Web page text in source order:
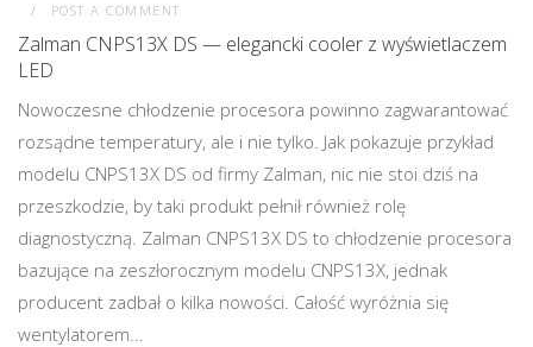
POST A COMMENT
Zalman CNPS13X DS — elegancki cooler z wyświetlaczem
LED
Nowoczesne chłodzenie procesora powinno zagwarantować
rozsądne temperatury, ale i nie tylko. Jak pokazuje przykład
modelu CNPS13X DS od firmy Zalman, nic nie stoi dziś na
przeszkodzie, by taki produkt pełnił również rolę
diagnostyczną. Zalman CNPS13X DS to chłodzenie procesora
bazujące na zeszłorocznym modelu CNPS13X, jednak
producent zadbał o kilka nowości. Całość wyróżnia się
wentylatorem...